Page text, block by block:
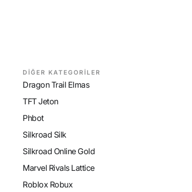
DİĞER KATEGORİLER
Dragon Trail Elmas
TFT Jeton
Phbot
Silkroad Silk
Silkroad Online Gold
Marvel Rivals Lattice
Roblox Robux